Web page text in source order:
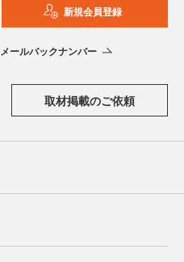
新規会員登録
メールバックナンバー
取材掲載のご依頼